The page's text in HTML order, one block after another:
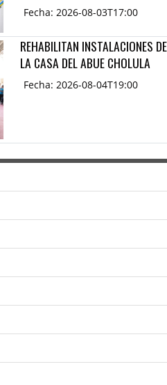
Fecha: 2026-08-03T17:00
REHABILITAN INSTALACIONES DE
LA CASA DEL ABUE CHOLULA
Fecha: 2026-08-04T19:00